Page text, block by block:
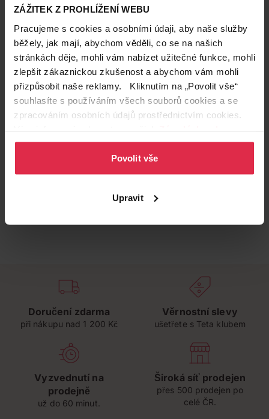
ZÁŽITEK Z PROHLÍŽENÍ WEBU
Pracujeme s cookies a osobními údaji, aby naše služby
běžely, jak mají, abychom věděli, co se na našich
stránkách děje, mohli vám nabízet užitečné funkce, mohli
zlepšit zákaznickou zkušenost a abychom vám mohli
přizpůsobit naše reklamy. Kliknutím na „Povolit vše“
souhlasíte s používáním všech souborů cookies a se
zpracováním osobních údajů prostřednictvím cookies.
osobních údajů.
Povolit vše
Upravit
Podobné produkty
Doručení zdarma
při nákupu nad 1 200 Kč
Věrnostní slevy
ušetřete s Teta klubem
Vyzvednutí na
prodejně
už do 60 minut.
Široká síť prodejen
přes 500 prodejen po
celé ČR.